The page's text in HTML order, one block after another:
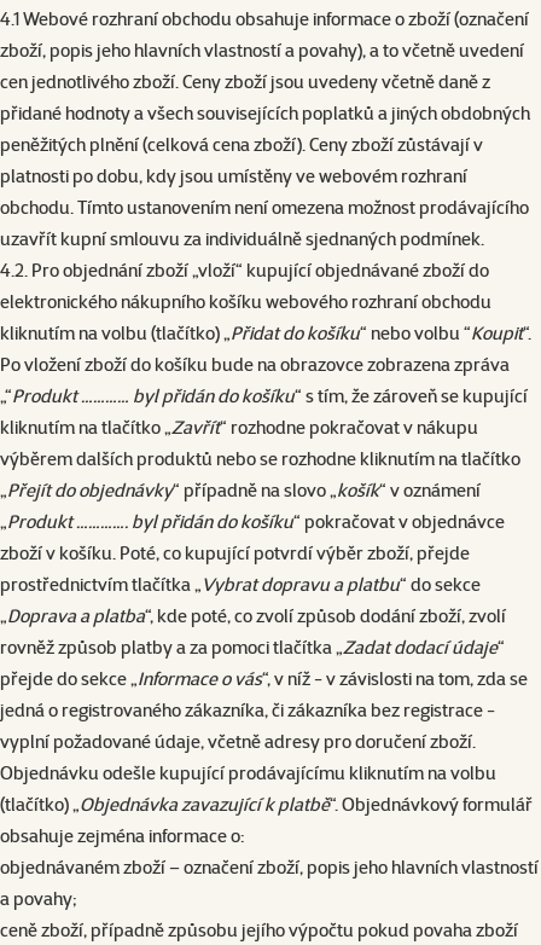
4.1 Webové rozhraní obchodu obsahuje informace o zboží (označení
zboží, popis jeho hlavních vlastností a povahy), a to včetně uvedení
cen jednotlivého zboží. Ceny zboží jsou uvedeny včetně daně z
přidané hodnoty a všech souvisejících poplatků a jiných obdobných
peněžitých plnění (celková cena zboží). Ceny zboží zůstávají v
platnosti po dobu, kdy jsou umístěny ve webovém rozhraní
obchodu. Tímto ustanovením není omezena možnost prodávajícího
uzavřít kupní smlouvu za individuálně sjednaných podmínek.
4.2. Pro objednání zboží „vloží“ kupující objednávané zboží do
elektronického nákupního košíku webového rozhraní obchodu
kliknutím na volbu (tlačítko) „Přidat do košíku“ nebo volbu “Koupit“.
Po vložení zboží do košíku bude na obrazovce zobrazena zpráva
„“Produkt ………… byl přidán do košíku“ s tím, že zároveň se kupující
kliknutím na tlačítko „Zavřít“ rozhodne pokračovat v nákupu
výběrem dalších produktů nebo se rozhodne kliknutím na tlačítko
„Přejít do objednávky“ případně na slovo „košík“ v oznámení
„Produkt …………. byl přidán do košíku“ pokračovat v objednávce
zboží v košíku. Poté, co kupující potvrdí výběr zboží, přejde
prostřednictvím tlačítka „Vybrat dopravu a platbu“ do sekce
„Doprava a platba“, kde poté, co zvolí způsob dodání zboží, zvolí
rovněž způsob platby a za pomoci tlačítka „Zadat dodací údaje“
přejde do sekce „Informace o vás“, v níž - v závislosti na tom, zda se
jedná o registrovaného zákazníka, či zákazníka bez registrace -
vyplní požadované údaje, včetně adresy pro doručení zboží.
Objednávku odešle kupující prodávajícímu kliknutím na volbu
(tlačítko) „Objednávka zavazující k platbě“. Objednávkový formulář
obsahuje zejména informace o:
objednávaném zboží – označení zboží, popis jeho hlavních vlastností
a povahy;
ceně zboží, případně způsobu jejího výpočtu pokud povaha zboží